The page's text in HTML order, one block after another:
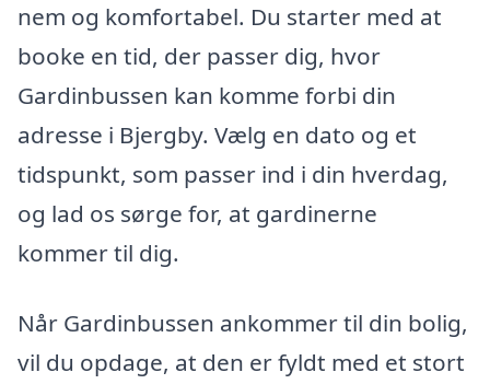
nem og komfortabel. Du starter med at
booke en tid, der passer dig, hvor
Gardinbussen kan komme forbi din
adresse i Bjergby. Vælg en dato og et
tidspunkt, som passer ind i din hverdag,
og lad os sørge for, at gardinerne
kommer til dig.
Når Gardinbussen ankommer til din bolig,
vil du opdage, at den er fyldt med et stort